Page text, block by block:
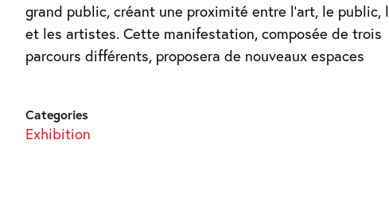
grand public, créant une proximité entre l’art, le public,
et les artistes. Cette manifestation, composée de trois
parcours différents, proposera de nouveaux espaces
Categories
Exhibition